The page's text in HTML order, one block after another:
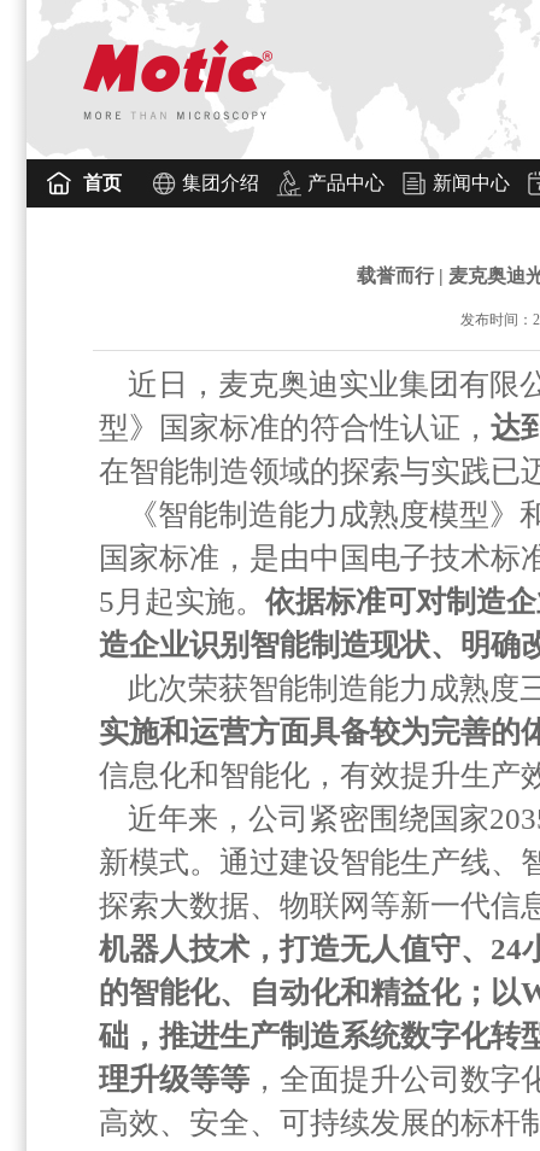
首页 集团介绍 产品中心 新闻中心
载誉而行 | 麦克奥迪
发布时间：
近日，麦克奥迪实业集团有限
型》国家标准的符合性认证，达
在智能制造领域的探索与实践已
《智能制造能力成熟度模型
国家标准，是由中国电子技术标
5月起实施。依据标准可对制造
造企业识别智能制造现状、明确
此次荣获智能制造能力成熟度
实施和运营方面具备较为完善的
信息化和智能化，有效提升生产
近年来，公司紧密围绕国家
新模式。通过建设智能生产线、
探索大数据、物联网等新一代信
机器人技术，打造无人值守、24
的智能化、自动化和精益化；以
础，推进生产制造系统数字化转
理升级等等 ，全面提升公司数
高效、安全、可持续发展的标杆